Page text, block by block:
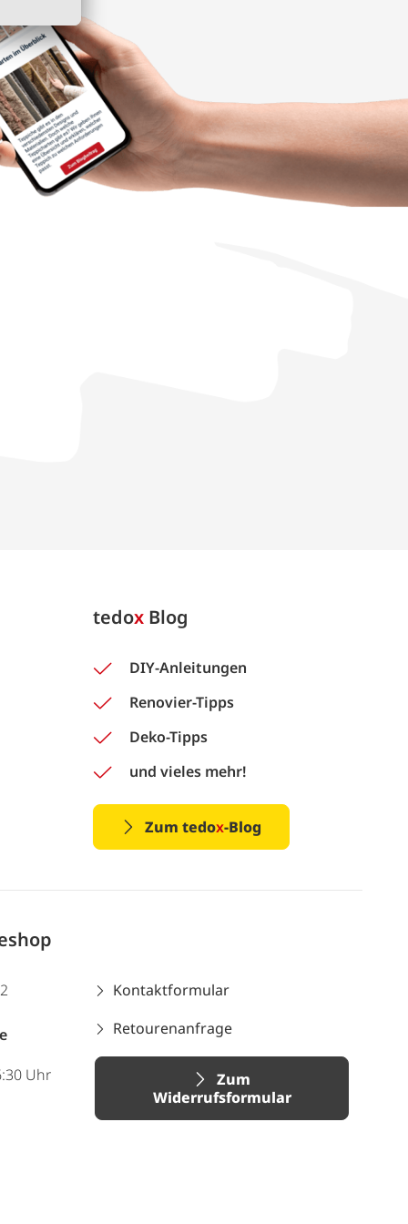
tedox Blog
DIY-Anleitungen
Renovier-Tipps
Deko-Tipps
und vieles mehr!
Zum tedox-Blog
Uhr
Kontaktformular
Retourenanfrage
Zum
Widerrufsformular